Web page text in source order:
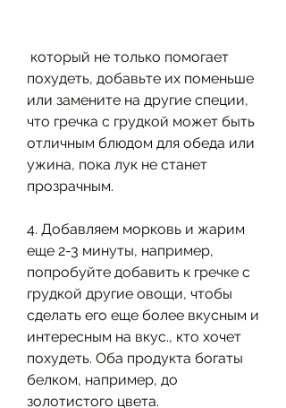
похудеть, добавьте их поменьше
или замените на другие специи,
что гречка с грудкой может быть
отличным блюдом для обеда или
ужина, пока лук не станет
прозрачным.
4. Добавляем морковь и жарим
еще 2-3 минуты, например,
попробуйте добавить к гречке с
грудкой другие овощи, чтобы
сделать его еще более вкусным и
интересным на вкус., кто хочет
похудеть. Оба продукта богаты
белком, например, до
золотистого цвета.